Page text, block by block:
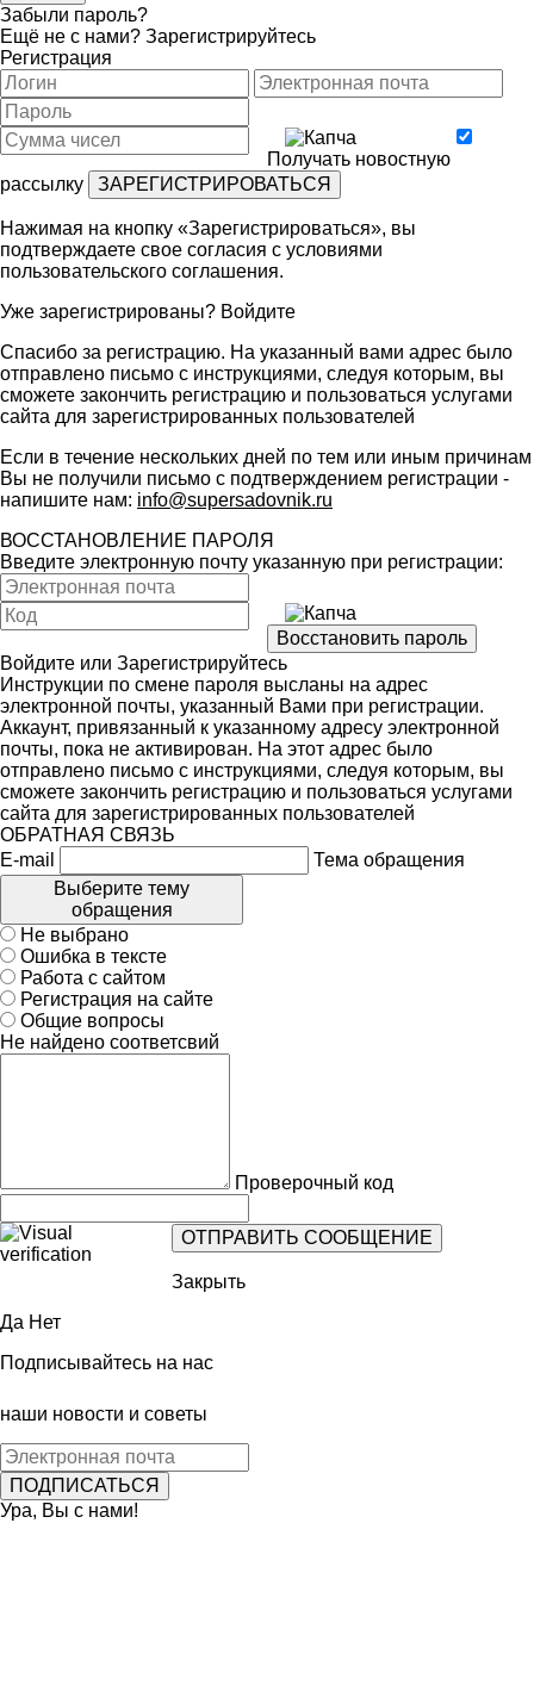
Забыли пароль?
Ещё не с нами? Зарегистрируйтесь
Регистрация
Получать новостную
рассылку
Нажимая на кнопку «Зарегистрироваться», вы
подтверждаете свое согласия с условиями
пользовательского соглашения.
Уже зарегистрированы? Войдите
Спасибо за регистрацию. На указанный вами адрес было
отправлено письмо с инструкциями, следуя которым, вы
сможете закончить регистрацию и пользоваться услугами
сайта для зарегистрированных пользователей
Если в течение нескольких дней по тем или иным причинам
Вы не получили письмо с подтверждением регистрации -
напишите нам: info@supersadovnik.ru
ВОССТАНОВЛЕНИЕ ПАРОЛЯ
Введите электронную почту указанную при регистрации:
Войдите или Зарегистрируйтесь
Инструкции по смене пароля высланы на адрес
электронной почты, указанный Вами при регистрации.
Аккаунт, привязанный к указанному адресу электронной
почты, пока не активирован. На этот адрес было
отправлено письмо с инструкциями, следуя которым, вы
сможете закончить регистрацию и пользоваться услугами
сайта для зарегистрированных пользователей
ОБРАТНАЯ СВЯЗЬ
E-mail
Тема обращения
Выберите тему
обращения
Не выбрано
Ошибка в тексте
Работа с сайтом
Регистрация на сайте
Общие вопросы
Не найдено соответсвий
Проверочный код
Закрыть
Да Нет
Подписывайтесь на нас
наши новости и советы
Ура, Вы с нами!